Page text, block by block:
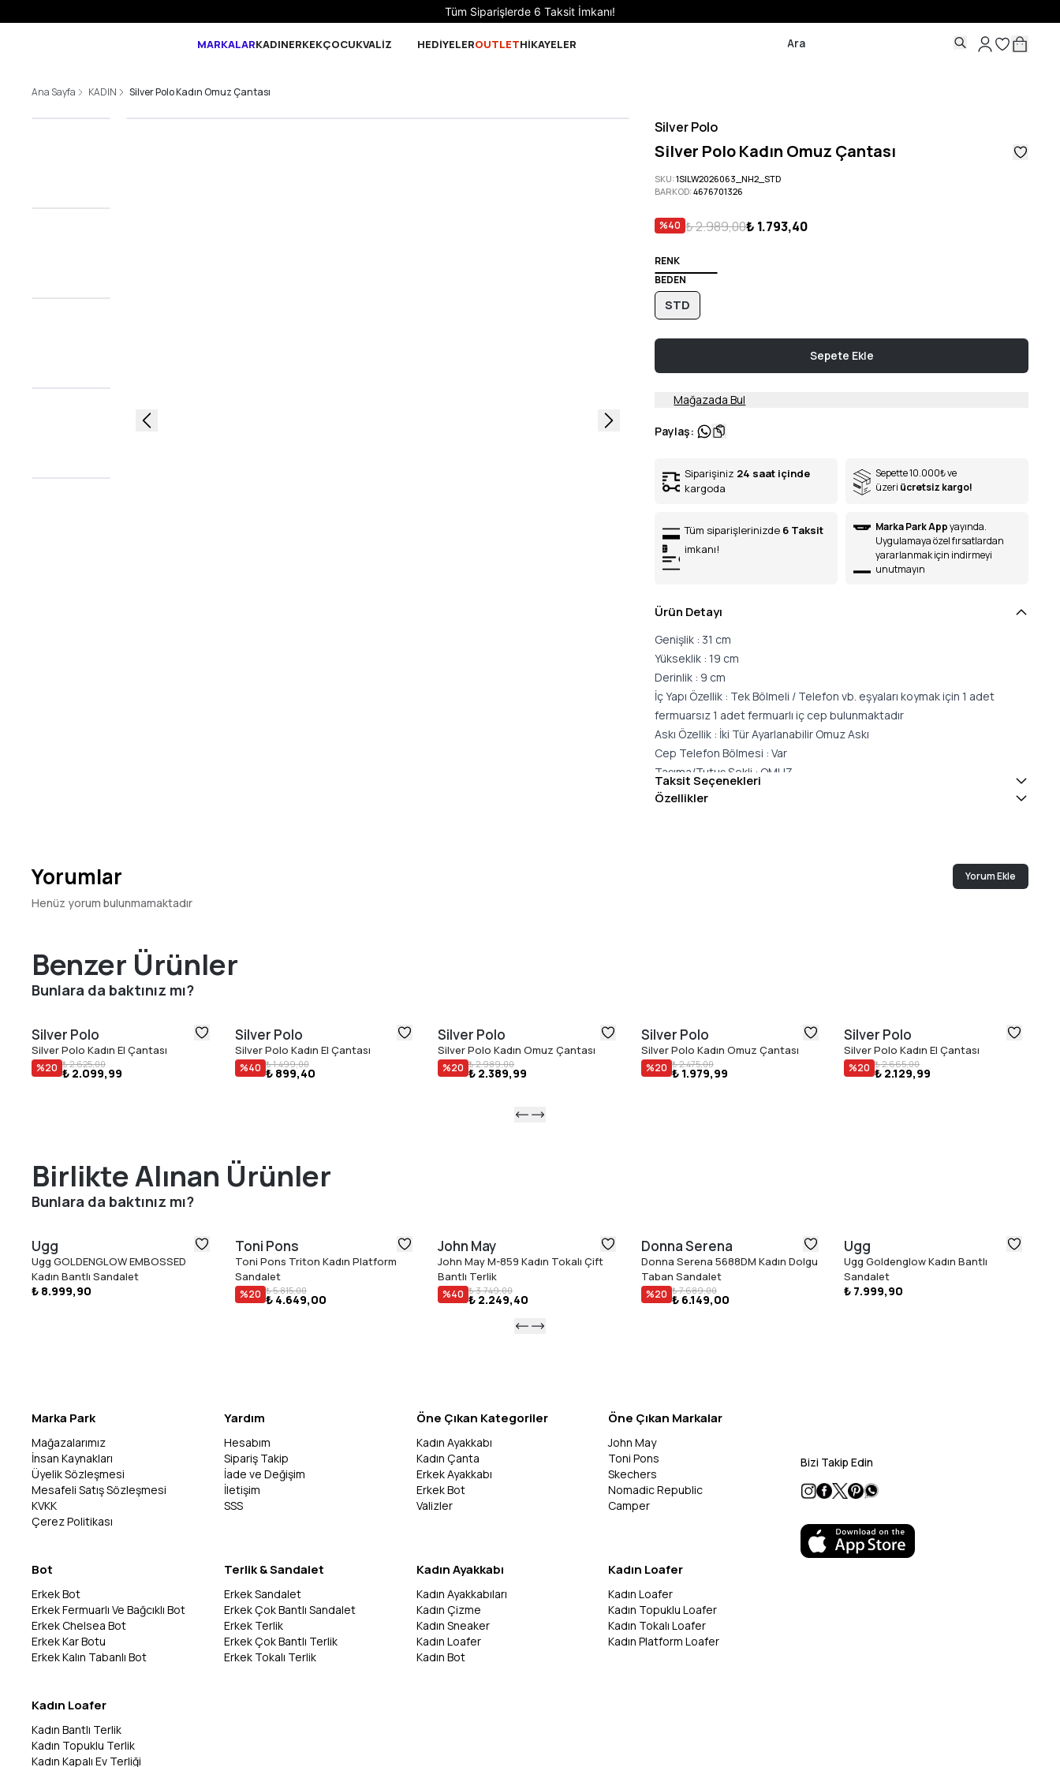
Sepette 10.000 ₺ ve üzeri Ücretsiz Kargo!
MARKALARKADINERKEKÇOCUKVALİZ HEDİYELEROUTLETHİKAYELER
Ana Sayfa KADIN Silver Polo Kadın Omuz Çantası
Silver Polo
Silver Polo Kadın Omuz Çantası
SKU:1SILW2026063_NH2_STD
BARKOD:4676701326
%40 ₺ 2.989,00₺ 1.793,40
RENK
BEDEN
STD
Sepete Ekle
Mağazada Bul
Paylaş:
Siparişiniz 24 saat içinde
kargoda
Sepette 10.000₺ve
üzeri ücretsiz kargo!
Tüm siparişlerinizde 6 Taksit
imkanı!
Marka Park Appyayında.
Uygulamaya özel fırsatlardan
yararlanmak için indirmeyi
unutmayın
Ürün Detayı
Genişlik : 31 cm
Yükseklik : 19 cm
Derinlik : 9 cm
İç Yapı Özellik : Tek Bölmeli / Telefon vb. eşyaları koymak için 1 adet
fermuarsız 1 adet fermuarlı iç cep bulunmaktadır
Askı Özellik : İki Tür Ayarlanabilir Omuz Askı
Cep Telefon Bölmesi : Var
Taşıma/Tutuş Şekli : OMUZ
Kapama Özelliği : İKİ FERMUARLI
Taksit Seçenekleri
Özellikler
Yorumlar Yorum Ekle
Henüz yorum bulunmamaktadır
Benzer Ürünler
Bunlara da baktınız mı?
Silver Polo
Silver Polo Kadın El Çantası
%20 ₺ 2.625,00
₺ 2.099,99
Silver Polo
Silver Polo Kadın El Çantası
%40 ₺ 1.499,00
₺ 899,40
Silver Polo
Silver Polo Kadın Omuz Çantası
%20 ₺ 2.989,00
₺ 2.389,99
Silver Polo
Silver Polo Kadın Omuz Çantası
%20 ₺ 2.475,00
₺ 1.979,99
Silver Polo
Silver Polo Kadın El Çantası
%20 ₺ 2.665,00
₺ 2.129,99
Birlikte Alınan Ürünler
Bunlara da baktınız mı?
Ugg
Ugg GOLDENGLOW EMBOSSED
Kadın Bantlı Sandalet
₺ 8.999,90
Toni Pons
Toni Pons Triton Kadın Platform
Sandalet
%20 ₺ 5.815,00
₺ 4.649,00
John May
John May M-859 Kadın Tokalı Çift
Bantlı Terlik
%40 ₺ 3.749,00
₺ 2.249,40
Donna Serena
Donna Serena 5688DM Kadın Dolgu
Taban Sandalet
%20 ₺ 7.689,00
₺ 6.149,00
Ugg
Ugg Goldenglow Kadın Bantlı
Sandalet
₺ 7.999,90
Marka Park
Mağazalarımız
İnsan Kaynakları
Üyelik Sözleşmesi
Mesafeli Satış Sözleşmesi
KVKK
Çerez Politikası
Yardım
Hesabım
Sipariş Takip
İade ve Değişim
İletişim
SSS
Öne Çıkan Kategoriler
Kadın Ayakkabı
Kadın Çanta
Erkek Ayakkabı
Erkek Bot
Valizler
Öne Çıkan Markalar
John May
Toni Pons
Skechers
Nomadic Republic
Camper
Bot
Erkek Bot
Erkek Fermuarlı Ve Bağcıklı Bot
Erkek Chelsea Bot
Erkek Kar Botu
Erkek Kalın Tabanlı Bot
Terlik & Sandalet
Erkek Sandalet
Erkek Çok Bantlı Sandalet
Erkek Terlik
Erkek Çok Bantlı Terlik
Erkek Tokalı Terlik
Kadın Ayakkabı
Kadın Ayakkabıları
Kadın Çizme
Kadın Sneaker
Kadın Loafer
Kadın Bot
Kadın Loafer
Kadın Loafer
Kadın Topuklu Loafer
Kadın Tokalı Loafer
Kadın Platform Loafer
Kadın Loafer
Kadın Bantlı Terlik
Kadın Topuklu Terlik
Kadın Kapalı Ev Terliği
Bizi Takip Edin